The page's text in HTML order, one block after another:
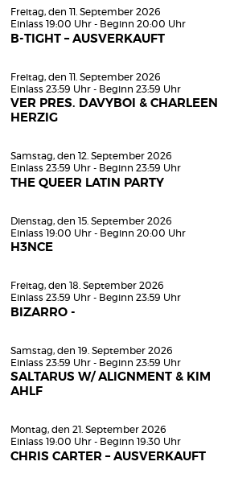
Freitag, den 11. September 2026
Einlass 19:00 Uhr - Beginn 20:00 Uhr
B-TIGHT – AUSVERKAUFT
Freitag, den 11. September 2026
Einlass 23:59 Uhr - Beginn 23:59 Uhr
VER PRES. DAVYBOI & CHARLEEN
HERZIG
Samstag, den 12. September 2026
Einlass 23:59 Uhr - Beginn 23:59 Uhr
THE QUEER LATIN PARTY
Dienstag, den 15. September 2026
Einlass 19:00 Uhr - Beginn 20:00 Uhr
H3NCE
Freitag, den 18. September 2026
Einlass 23:59 Uhr - Beginn 23:59 Uhr
BIZARRO -
Samstag, den 19. September 2026
Einlass 23:59 Uhr - Beginn 23:59 Uhr
SALTARUS W/ ALIGNMENT & KIM
AHLF
Montag, den 21. September 2026
Einlass 19:00 Uhr - Beginn 19:30 Uhr
CHRIS CARTER – AUSVERKAUFT